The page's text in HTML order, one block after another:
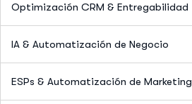
Optimización CRM & Entregabilidad
IA & Automatización de Negocio
ESPs & Automatización de Marketing